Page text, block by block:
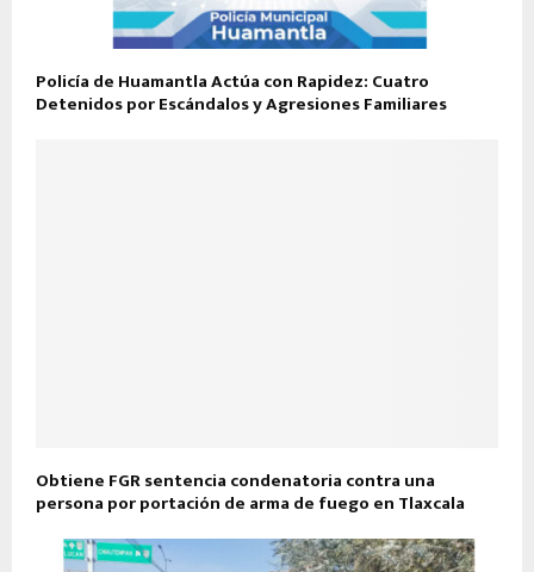
Policía de Huamantla Actúa con Rapidez: Cuatro
Detenidos por Escándalos y Agresiones Familiares
Obtiene FGR sentencia condenatoria contra una
persona por portación de arma de fuego en Tlaxcala